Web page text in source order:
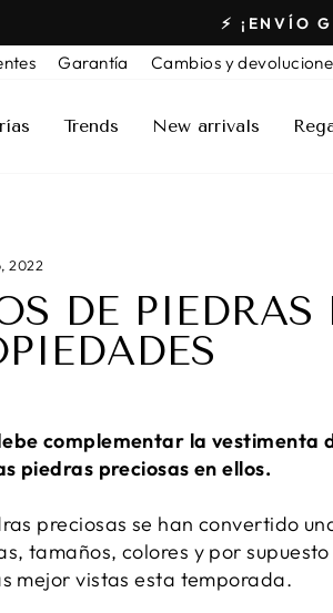
⚡️ ¡ENVÍO
Garantía Cambios y
Trends New arrivals
2022
DE PIEDRAS
complementar la vestimenta
piedras preciosas en ellos.
preciosas se han convertido
tamaños, colores y por
mejor vistas esta temporada.